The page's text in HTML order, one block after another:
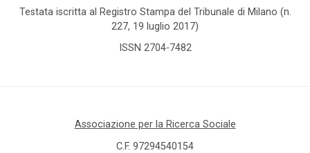
Testata iscritta al Registro Stampa del Tribunale di Milano (n.
227, 19 luglio 2017)
ISSN 2704-7482
Associazione per la Ricerca Sociale
C.F. 97294540154